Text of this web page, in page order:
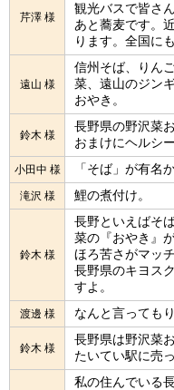
芹澤 様
観光バスで皆さ
あと蕎麦です。
ります。全国に
遠山 様
信州そば、りん
菜、遠山のジン
おやき。
鈴木 様
長野県の野沢菜
おまけにヘルシー
小田中 様 「そば」が有名
滝沢 様 鯉の煮付け。
鈴木 様
長野といえばそ
菜の『おやき』
ほろ苦さがマッ
長野県のキヨス
すよ。
渡邊 様 なんと言っても
鈴木 様
長野県は野沢菜
たいてい駅に売
私の住んでいる